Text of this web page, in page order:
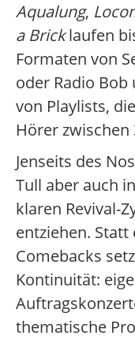
Aqualung,
a Bricklaufen
Formaten von
oder Radio
von Playlists,
Hörer
Jenseits des
Tull aber auch
klaren Revival-
entziehen.
Comebacks
Kontinuität:
thematische